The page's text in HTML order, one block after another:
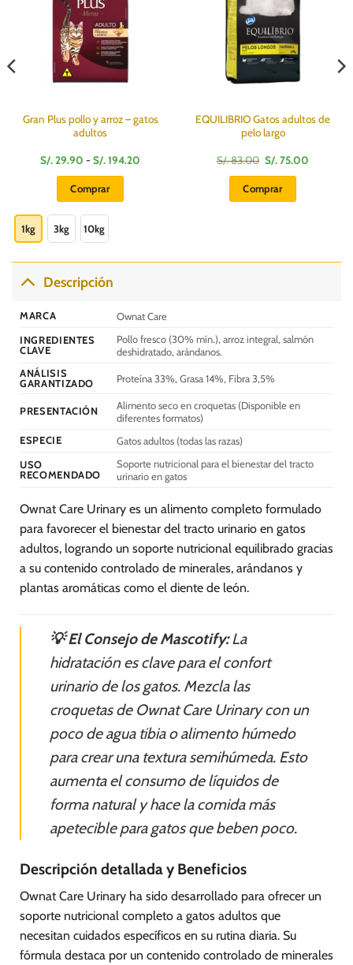
Gran Plus pollo y arroz – gatos
adultos
S/.29.90 - S/.194.20
Comprar
producto
tiene
múltiples
variantes.
Las
pueden
la
página
producto
1kg 3kg 10kg
EQUILIBRIO Gatos adultos de
pelo largo
S/.83.00 El
precio
original
era:
S/.
S/.75.00
Comprar
Descripción
MARCA
Ownat Care
INGREDIENTES
CLAVE
Pollo fresco (30% mín.), arroz integral, salmón
deshidratado, arándanos.
ANÁLISIS
GARANTIZADO
Proteína 33%, Grasa 14%, Fibra 3,5%
PRESENTACIÓN
Alimento seco en croquetas (Disponible en
diferentes formatos)
ESPECIE
Gatos adultos (todas las razas)
USO
RECOMENDADO
Soporte nutricional para el bienestar del tracto
urinario en gatos
Ownat Care Urinary es un alimento completo formulado
para favorecer el bienestar del tracto urinario en gatos
adultos, logrando un soporte nutricional equilibrado gracias
a su contenido controlado de minerales, arándanos y
plantas aromáticas como el diente de león.
💡 El Consejo de Mascotify:La
hidratación es clave para el confort
urinario de los gatos. Mezcla las
croquetas de Ownat Care Urinary con un
poco de agua tibia o alimento húmedo
para crear una textura semihúmeda. Esto
aumenta el consumo de líquidos de
forma natural y hace la comida más
apetecible para gatos que beben poco.
Descripción detallada y Beneficios
Ownat Care Urinary ha sido desarrollado para ofrecer un
soporte nutricional completo a gatos adultos que
necesitan cuidados específicos en su rutina diaria. Su
fórmula destaca por un contenido controlado de minerales